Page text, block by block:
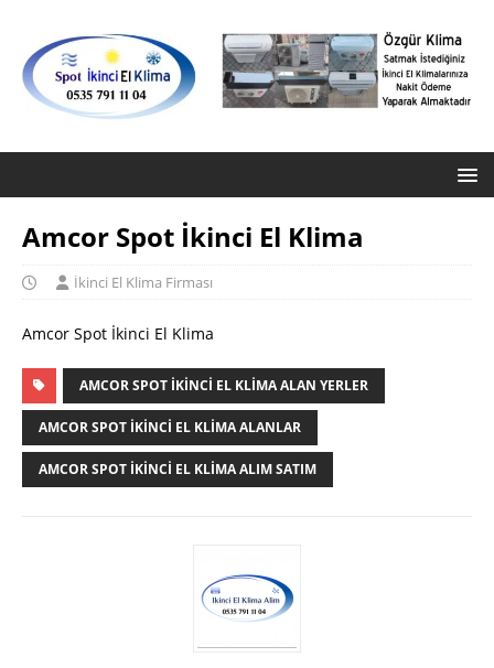
Amcor Spot İkinci El Klima
İkinci El Klima Firması
Amcor Spot İkinci El Klima
AMCOR SPOT IKINCI EL KLIMA ALAN YERLER
AMCOR SPOT IKINCI EL KLIMA ALANLAR
AMCOR SPOT IKINCI EL KLIMA ALIM SATIM